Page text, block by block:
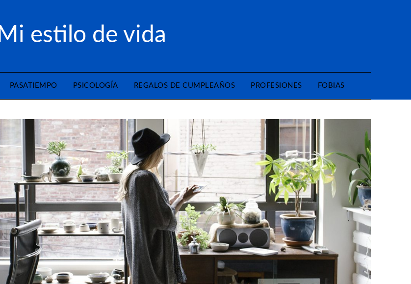
Mi estilo de vida
PASATIEMPO PSICOLOGÍA REGALOS DE CUMPLEAÑOS PROFESIONES FOBIAS